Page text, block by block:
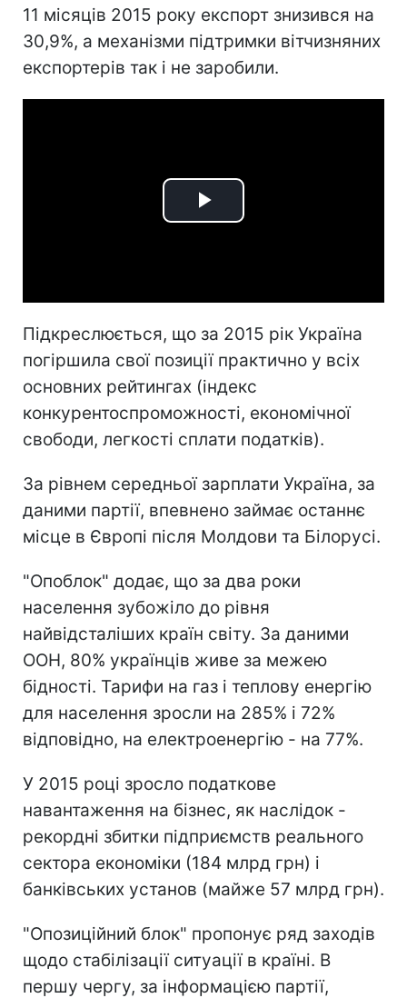
11 місяців 2015 року експорт знизився на
30,9%, а механізми підтримки вітчизняних
експортерів так і не заробили.
Play
Підкреслюється, що за 2015 рік Україна
погіршила свої позиції практично у всіх
основних рейтингах (індекс
конкурентоспроможності, економічної
свободи, легкості сплати податків).
За рівнем середньої зарплати Україна, за
даними партії, впевнено займає останнє
місце в Європі після Молдови та Білорусі.
"Опоблок" додає, що за два роки
населення зубожіло до рівня
найвідсталіших країн світу. За даними
ООН, 80% українців живе за межею
бідності. Тарифи на газ і теплову енергію
для населення зросли на 285% і 72%
відповідно, на електроенергію - на 77%.
У 2015 році зросло податкове
навантаження на бізнес, як наслідок -
рекордні збитки підприємств реального
сектора економіки (184 млрд грн) і
банківських установ (майже 57 млрд грн).
"Опозиційний блок" пропонує ряд заходів
щодо стабілізації ситуації в країні. В
першу чергу, за інформацією партії,